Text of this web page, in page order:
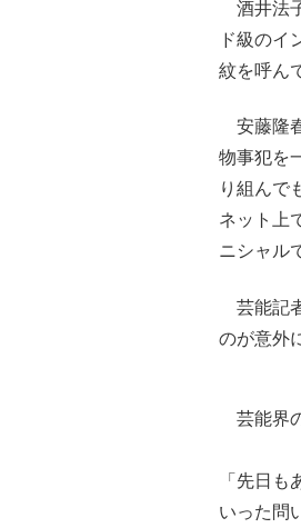
酒井法
ド級のイ
紋を呼ん
安藤隆
物事犯を
り組んで
ネット上
ニシャル
芸能記
のが意外
芸能界
「先日
いった問